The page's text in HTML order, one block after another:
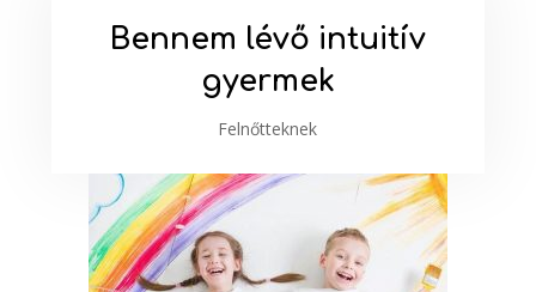
Bennem lévő intuitív
gyermek
Felnőtteknek